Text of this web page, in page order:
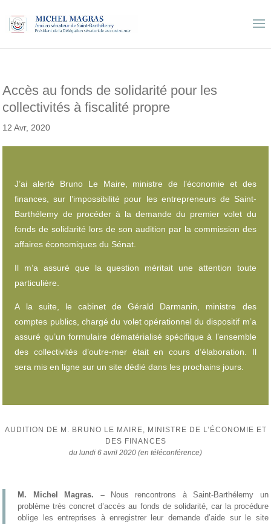
Accès au fonds de solidarité pour les
collectivités à fiscalité propre
12 Avr, 2020
J’ai alerté Bruno Le Maire, ministre de l’économie et des
finances, sur l’impossibilité pour les entrepreneurs de Saint-
Barthélemy de procéder à la demande du premier volet du
fonds de solidarité lors de son audition par la commission des
affaires économiques du Sénat.
Il m’a assuré que la question méritait une attention toute
particulière.
A la suite, le cabinet de Gérald Darmanin, ministre des
comptes publics, chargé du volet opérationnel du dispositif m’a
assuré qu’un formulaire dématérialisé spécifique à l’ensemble
des collectivités d’outre-mer était en cours d’élaboration. Il
sera mis en ligne sur un site dédié dans les prochains jours.
AUDITION DE M. BRUNO LE MAIRE, MINISTRE DE L’ÉCONOMIE ET
DES FINANCES
du lundi 6 avril 2020 (en téléconférence)
M. Michel Magras. –
Nous rencontrons à Saint-Barthélemy un
problème très concret d’accès au fonds de solidarité, car la procédure
oblige les entreprises à enregistrer leur demande d’aide sur le site